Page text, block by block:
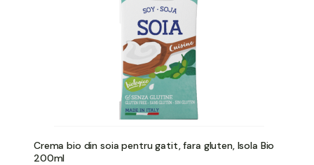
Crema bio din soia pentru gatit, fara gluten, Isola Bio
200ml